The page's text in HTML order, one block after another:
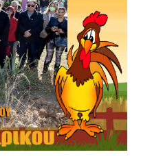
ΑΠΟ ΤΙΣ 21:00